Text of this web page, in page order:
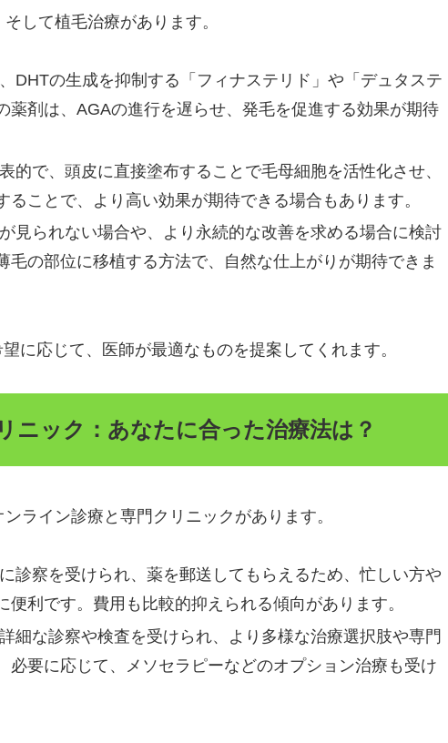
して植毛治療があります。
DHTの生成を抑制する「フィナステリド」や「デュタステ
薬剤は、AGAの進行を遅らせ、発毛を促進する効果が期待
的で、頭皮に直接塗布することで毛母細胞を活性化させ、
ことで、より高い効果が期待できる場合もあります。
見られない場合や、より永続的な改善を求める場合に検討
毛の部位に移植する方法で、自然な仕上がりが期待できま
に応じて、医師が最適なものを提案してくれます。
ニック：あなたに合った治療法は？
ライン診療と専門クリニックがあります。
診察を受けられ、薬を郵送してもらえるため、忙しい方や
利です。費用も比較的抑えられる傾向があります。
細な診察や検査を受けられ、より多様な治療選択肢や専門
必要に応じて、メソセラピーなどのオプション治療も受け